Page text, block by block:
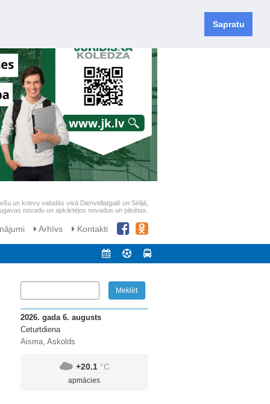
Sapratu
un krievu valodās visā Dienvidlatgalē un Sēlijā,
novadu un apkārtējos novadus un pilsētas.
Arhīvs Kontakti
2026. gada 6. augusts
Ceturtdiena
Aisma, Askolds
+20.1 °C
apmācies